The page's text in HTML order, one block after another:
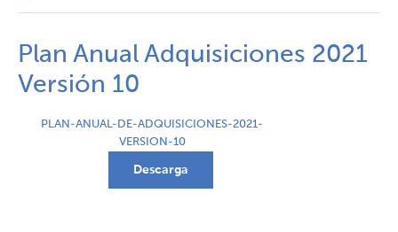
Plan Anual Adquisiciones 2021
Versión 10
PLAN-ANUAL-DE-ADQUISICIONES-2021-
VERSION-10
Descarga